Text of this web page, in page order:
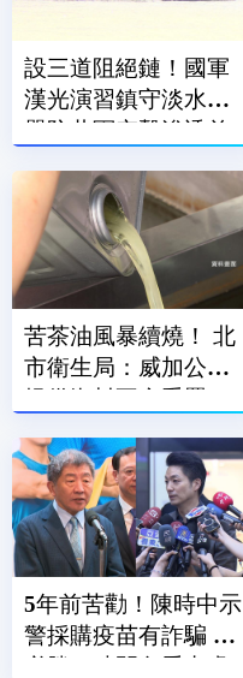
設三道阻絕鏈！國軍
漢光演習鎮守淡水河
嚴防共軍突擊滲透首
苦茶油風暴續燒！ 北
市衛生局：威加公司
5年前苦勸！陳時中示
警採購疫苗有詐騙 王
必勝：時間久看出睿